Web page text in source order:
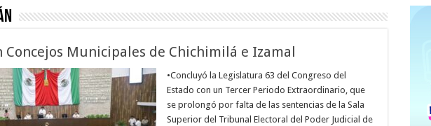
Concejos Municipales de Chichimilá e Izamal
•Concluyó la Legislatura 63 del Congreso del
Estado con un Tercer Periodo Extraordinario, que
se prolongó por falta de las sentencias de la Sala
Superior del Tribunal Electoral del Poder Judicial de